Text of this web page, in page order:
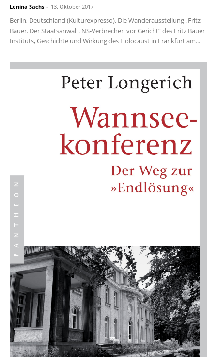
Lenina Sachs - 13. Oktober 2017
Berlin, Deutschland (Kulturexpresso). Die Wanderausstellung „Fritz
Bauer. Der Staatsanwalt. NS-Verbrechen vor Gericht“ des Fritz Bauer
Instituts, Geschichte und Wirkung des Holocaust in Frankfurt am...